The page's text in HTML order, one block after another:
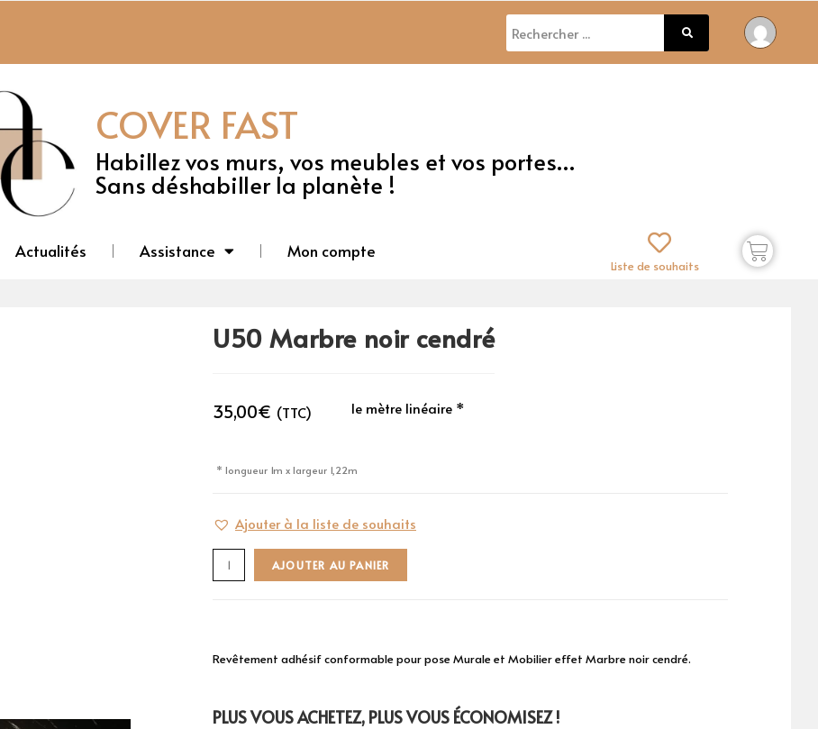
COVER FAST
Habillez vos murs, vos meubles et vos portes…
Sans déshabiller la planète !
Actualités Assistance Mon compte
Liste de souhaits
U50 Marbre noir cendré
35,00€ (TTC) le mètre linéaire *
* longueur 1m x largeur 1,22m
Ajouter à la liste de souhaits
AJOUTER AU PANIER
Revêtement adhésif conformable pour pose Murale et Mobilier effet Marbre noir cendré.
PLUS VOUS ACHETEZ, PLUS VOUS ÉCONOMISEZ !